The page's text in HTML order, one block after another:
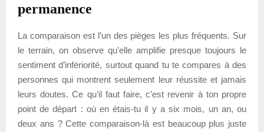
permanence
La comparaison est l’un des pièges les plus fréquents. Sur
le terrain, on observe qu’elle amplifie presque toujours le
sentiment d’infériorité, surtout quand tu te compares à des
personnes qui montrent seulement leur réussite et jamais
leurs doutes. Ce qu’il faut faire, c’est revenir à ton propre
point de départ : où en étais-tu il y a six mois, un an, ou
deux ans ? Cette comparaison-là est beaucoup plus juste